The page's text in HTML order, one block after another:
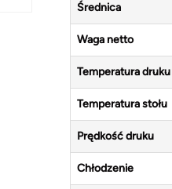
Średnica
Waga netto
Temperatura druku
Temperatura stołu
Prędkość druku
Chłodzenie